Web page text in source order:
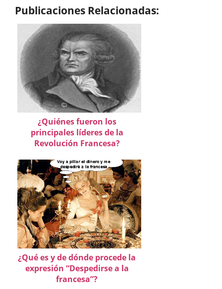
Publicaciones Relacionadas:
¿Quiénes fueron los
principales líderes de la
Revolución Francesa?
¿Qué es y de dónde procede la
expresión “Despedirse a la
francesa”?